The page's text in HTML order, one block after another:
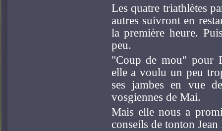
Les quatre triathlètes
autres suivront en
la première heure.
peu.
"Coup de mou" pour
elle a voulu un peu
ses jambes en vue
vosgiennes de Mai.
Mais elle nous a
conseils de tonton Jean